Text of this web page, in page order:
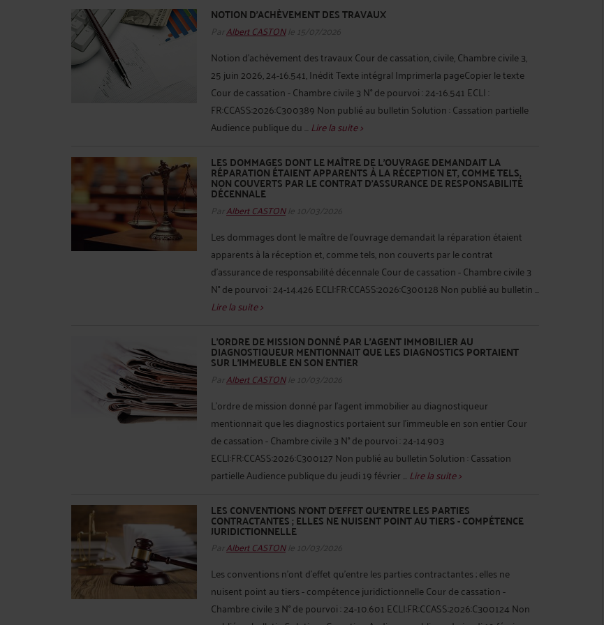
NOTION D'ACHÈVEMENT DES TRAVAUX
ParAlbert CASTONle 15/07/2026
Notion d'achèvement des travaux Cour de cassation, civile, Chambre civile 3,
25 juin 2026, 24-16.541, Inédit Texte intégral Imprimerla pageCopier le texte
Cour de cassation - Chambre civile 3 N° de pourvoi : 24-16.541 ECLI :
FR:CCASS:2026:C300389 Non publié au bulletin Solution : Cassation partielle
Audience publique du ...Lire la suite >
LES DOMMAGES DONT LE MAÎTRE DE L'OUVRAGE DEMANDAIT LA
RÉPARATION ÉTAIENT APPARENTS À LA RÉCEPTION ET, COMME TELS,
NON COUVERTS PAR LE CONTRAT D'ASSURANCE DE RESPONSABILITÉ
DÉCENNALE
ParAlbert CASTONle 10/03/2026
Les dommages dont le maître de l'ouvrage demandait la réparation étaient
apparents à la réception et, comme tels, non couverts par le contrat
d'assurance de responsabilité décennale Cour de cassation - Chambre civile 3
N° de pourvoi : 24-14.426 ECLI:FR:CCASS:2026:C300128 Non publié au bulletin ...
Lire la suite >
L'ORDRE DE MISSION DONNÉ PAR L'AGENT IMMOBILIER AU
DIAGNOSTIQUEUR MENTIONNAIT QUE LES DIAGNOSTICS PORTAIENT
SUR L'IMMEUBLE EN SON ENTIER
ParAlbert CASTONle 10/03/2026
L'ordre de mission donné par l'agent immobilier au diagnostiqueur
mentionnait que les diagnostics portaient sur l'immeuble en son entier Cour
de cassation - Chambre civile 3 N° de pourvoi : 24-14.903
ECLI:FR:CCASS:2026:C300127 Non publié au bulletin Solution : Cassation
partielle Audience publique du jeudi 19 février ...Lire la suite >
LES CONVENTIONS N'ONT D'EFFET QU'ENTRE LES PARTIES
CONTRACTANTES ; ELLES NE NUISENT POINT AU TIERS - COMPÉTENCE
JURIDICTIONNELLE
ParAlbert CASTONle 10/03/2026
Les conventions n'ont d'effet qu'entre les parties contractantes ; elles ne
nuisent point au tiers - compétence juridictionnelle Cour de cassation -
Chambre civile 3 N° de pourvoi : 24-10.601 ECLI:FR:CCASS:2026:C300124 Non